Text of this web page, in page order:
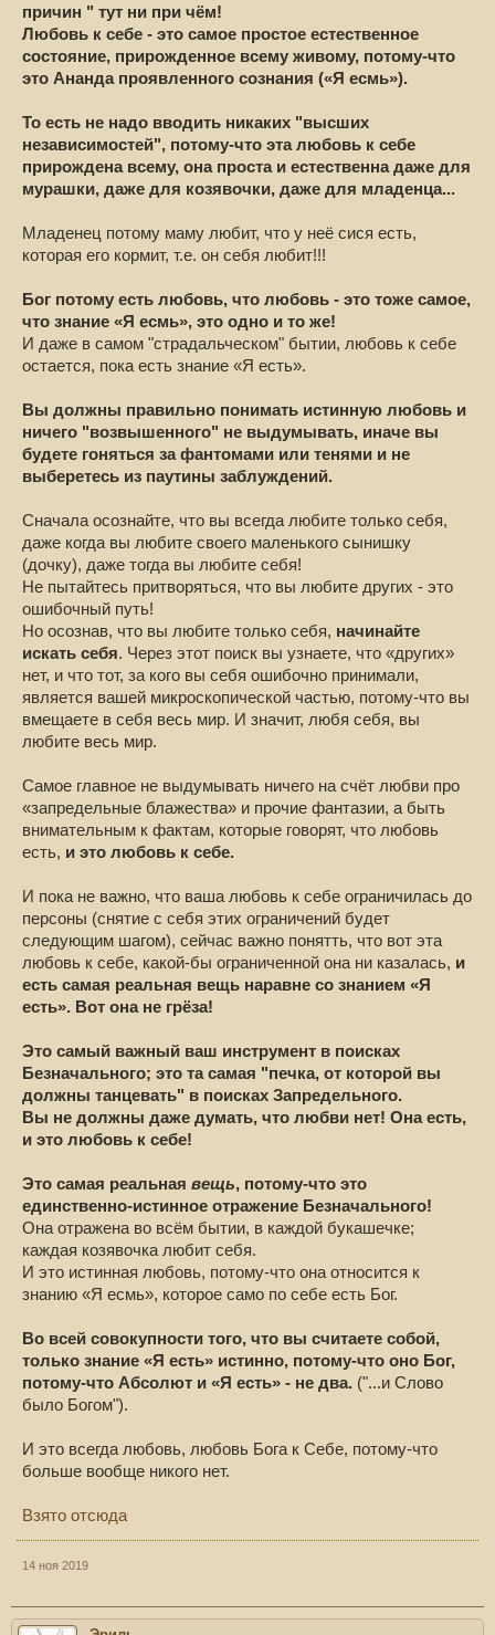
причин " тут ни при чём!
Любовь к себе - это самое простое естественное
состояние, прирожденное всему живому, потому-что
это Ананда проявленного сознания («Я есмь»).
То есть не надо вводить никаких "высших
независимостей", потому-что эта любовь к себе
прирождена всему, она проста и естественна даже для
мурашки, даже для козявочки, даже для младенца...
Младенец потому маму любит, что у неё сися есть,
которая его кормит, т.е. он себя любит!!!
Бог потому есть любовь, что любовь - это тоже самое,
что знание «Я есмь», это одно и то же!
И даже в самом "страдальческом" бытии, любовь к себе
остается, пока есть знание «Я есть».
Вы должны правильно понимать истинную любовь и
ничего "возвышенного" не выдумывать, иначе вы
будете гоняться за фантомами или тенями и не
выберетесь из паутины заблуждений.
Сначала осознайте, что вы всегда любите только себя,
даже когда вы любите своего маленького сынишку
(дочку), даже тогда вы любите себя!
Не пытайтесь притворяться, что вы любите других - это
ошибочный путь!
Но осознав, что вы любите только себя, начинайте
искать себя. Через этот поиск вы узнаете, что «других»
нет, и что тот, за кого вы себя ошибочно принимали,
является вашей микроскопической частью, потому-что вы
вмещаете в себя весь мир. И значит, любя себя, вы
любите весь мир.
Самое главное не выдумывать ничего на счёт любви про
«запредельные блажества» и прочие фантазии, а быть
внимательным к фактам, которые говорят, что любовь
есть, и это любовь к себе.
И пока не важно, что ваша любовь к себе ограничилась до
персоны (снятие с себя этих ограничений будет
следующим шагом), сейчас важно понятть, что вот эта
любовь к себе, какой-бы ограниченной она ни казалась, и
есть самая реальная вещь наравне со знанием «Я
есть». Вот она не грёза!
Это самый важный ваш инструмент в поисках
Безначального; это та самая "печка, от которой вы
должны танцевать" в поисках Запредельного.
Вы не должны даже думать, что любви нет! Она есть,
и это любовь к себе!
Это самая реальная вещь, потому-что это
единственно-истинное отражение Безначального!
Она отражена во всём бытии, в каждой букашечке;
каждая козявочка любит себя.
И это истинная любовь, потому-что она относится к
знанию «Я есмь», которое само по себе есть Бог.
Во всей совокупности того, что вы считаете собой,
только знание «Я есть» истинно, потому-что оно Бог,
потому-что Абсолют и «Я есть» - не два. ("...и Слово
было Богом").
И это всегда любовь, любовь Бога к Себе, потому-что
больше вообще никого нет.
Взято отсюда
14 ноя 2019